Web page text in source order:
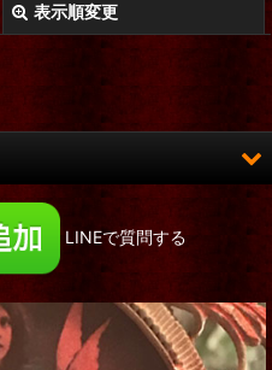
表示順変更
む
LINEで質問する